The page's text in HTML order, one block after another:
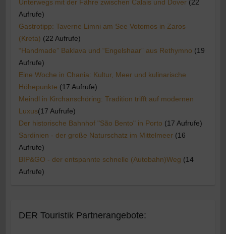
Unterwegs mit der Fähre zwischen Calais und Dover (22
Aufrufe)
Gastrotipp: Taverne Limni am See Votomos in Zaros
(Kreta) (22 Aufrufe)
“Handmade” Baklava und “Engelshaar” aus Rethymno (19
Aufrufe)
Eine Woche in Chania: Kultur, Meer und kulinarische
Höhepunkte (17 Aufrufe)
Meindl in Kirchanschöring: Tradition trifft auf modernen
Luxus​(17 Aufrufe)
Der historische Bahnhof "São Bento" in Porto (17 Aufrufe)
Sardinien - der große Naturschatz im Mittelmeer (16
Aufrufe)
BIP&GO - der entspannte schnelle (Autobahn)Weg (14
Aufrufe)
DER Touristik Partnerangebote: